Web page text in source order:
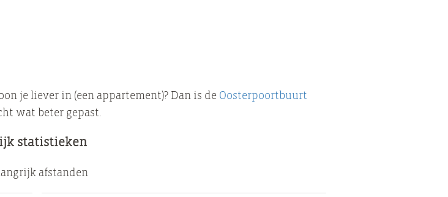
je liever in (een appartement)? Dan is de Oosterpoortbuurt
wat beter gepast.
statistieken
afstanden